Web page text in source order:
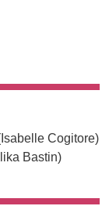
Cogitore)
Bastin)